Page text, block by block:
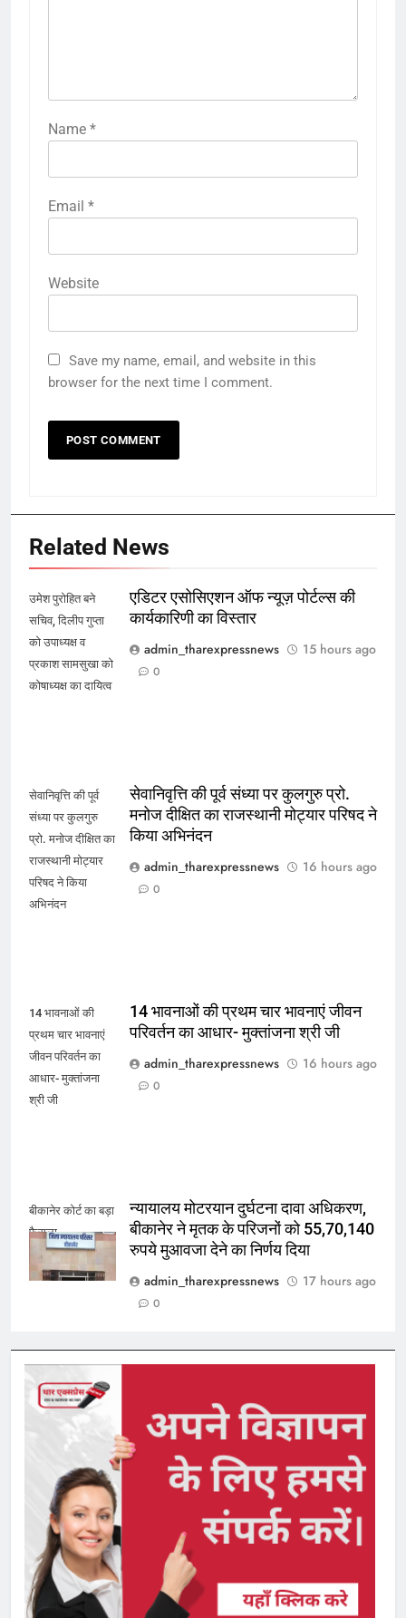
Name *
Email *
Website
Save my name, email, and website in this
browser for the next time I comment.
Related News
उमेश पुरोहित बने
सचिव, दिलीप गुप्ता
को उपाध्यक्ष व
प्रकाश सामसुखा को
कोषाध्यक्ष का दायित्व
एडिटर एसोसिएशन ऑफ न्यूज़ पोर्टल्स की
कार्यकारिणी का विस्तार
admin_tharexpressnews
15 hours ago
0
सेवानिवृत्ति की पूर्व
संध्या पर कुलगुरु
प्रो. मनोज दीक्षित का
राजस्थानी मोट्यार
परिषद ने किया
अभिनंदन
सेवानिवृत्ति की पूर्व संध्या पर कुलगुरु प्रो.
मनोज दीक्षित का राजस्थानी मोट्यार परिषद ने
किया अभिनंदन
admin_tharexpressnews
16 hours ago
0
14 भावनाओं की
प्रथम चार भावनाएं
जीवन परिवर्तन का
आधार- मुक्तांजना
श्री जी
14 भावनाओं की प्रथम चार भावनाएं जीवन
परिवर्तन का आधार- मुक्तांजना श्री जी
admin_tharexpressnews
16 hours ago
0
बीकानेर कोर्ट का बड़ा
फैसला
न्यायालय मोटरयान दुर्घटना दावा अधिकरण,
बीकानेर ने मृतक के परिजनों को 55,70,140
रुपये मुआवजा देने का निर्णय दिया
admin_tharexpressnews
17 hours ago
0